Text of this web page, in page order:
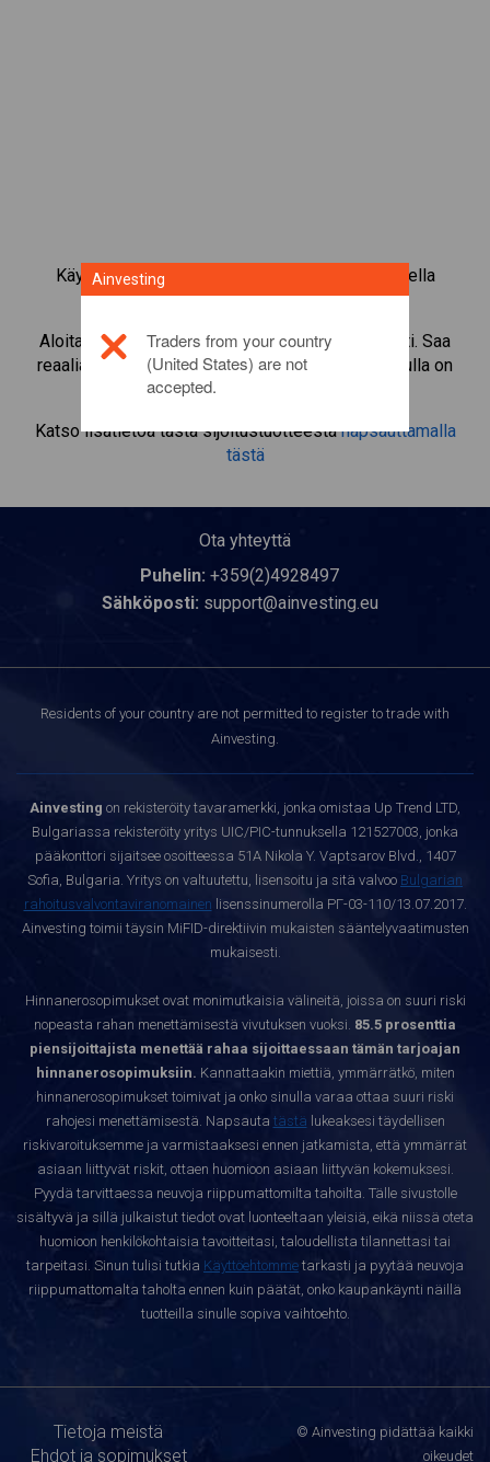
Käy kauppaa yli 1 000 kansainvälisellä osakkeella
Ainvestingin CFD-kaupankäyntialustalla.
Aloita instrumentinBlackRockCFD-kaupankäynti. Saa
reaaliaikaisia tarjouksia ja nosta osinkoja, jos sinulla on
itse osake.
Katso lisätietoa tästä sijoitustuotteestanapsauttamalla
tästä
Ota yhteyttä
Puhelin: +359(2)4928497
Sähköposti: support@ainvesting.eu
Residents of your country are not permitted to register to trade with
Ainvesting.
Ainvesting on rekisteröity tavaramerkki, jonka omistaa Up Trend LTD,
Bulgariassa rekisteröity yritys UIC/PIC-tunnuksella 121527003, jonka
pääkonttori sijaitsee osoitteessa 51A Nikola Y. Vaptsarov Blvd., 1407
Sofia, Bulgaria. Yritys on valtuutettu, lisensoitu ja sitä valvoo Bulgarian
rahoitusvalvontaviranomainen lisenssinumerolla РГ-03-110/13.07.2017.
Ainvesting toimii täysin MiFID-direktiivin mukaisten sääntelyvaatimusten
mukaisesti.
Hinnanerosopimukset ovat monimutkaisia välineitä, joissa on suuri riski
nopeasta rahan menettämisestä vivutuksen vuoksi. 85.5 prosenttia
piensijoittajista menettää rahaa sijoittaessaan tämän tarjoajan
hinnanerosopimuksiin. Kannattaakin miettiä, ymmärrätkö, miten
hinnanerosopimukset toimivat ja onko sinulla varaa ottaa suuri riski
rahojesi menettämisestä. Napsauta tästä lukeaksesi täydellisen
riskivaroituksemme ja varmistaaksesi ennen jatkamista, että ymmärrät
asiaan liittyvät riskit, ottaen huomioon asiaan liittyvän kokemuksesi.
Pyydä tarvittaessa neuvoja riippumattomilta tahoilta. Tälle sivustolle
sisältyvä ja sillä julkaistut tiedot ovat luonteeltaan yleisiä, eikä niissä oteta
huomioon henkilökohtaisia tavoitteitasi, taloudellista tilannettasi tai
tarpeitasi. Sinun tulisi tutkia Käyttöehtomme tarkasti ja pyytää neuvoja
riippumattomalta taholta ennen kuin päätät, onko kaupankäynti näillä
tuotteilla sinulle sopiva vaihtoehto.
Tietoja meistä
Ehdot ja sopimukset
© Ainvesting pidättää kaikki
oikeudet
Ainvesting
Traders from your country
(United States) are not
accepted.